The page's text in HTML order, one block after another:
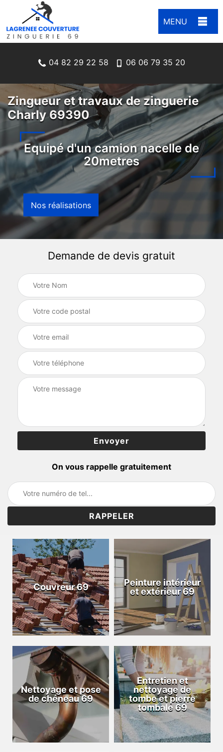
MENU
04 82 29 22 58 06 06 79 35 20
Zingueur et travaux de zinguerie
Charly 69390
Equipé d'un camion nacelle de
20metres
Nos réalisations
Demande de devis gratuit
On vous rappelle gratuitement
Couvreur 69
Peinture intérieur
et extérieur 69
Nettoyage et pose
de chéneau 69
Entretien et
nettoyage de
tombe et pierre
tombale 69